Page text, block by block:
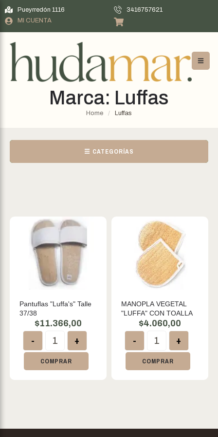
Pueyrredón 1116
3416757621
MI CUENTA
Marca: Luffas
Home / Luffas
☰ CATEGORÍAS
Pantuflas "Luffa's" Talle
37/38
$11.366,00
- +
COMPRAR
MANOPLA VEGETAL
"LUFFA" CON TOALLA
$4.060,00
- +
COMPRAR